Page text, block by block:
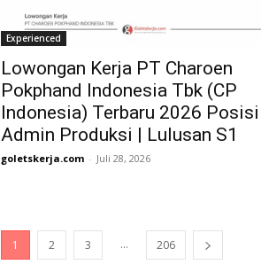
Experienced
Lowongan Kerja PT Charoen
Pokphand Indonesia Tbk (CP
Indonesia) Terbaru 2026 Posisi
Admin Produksi | Lulusan S1
goletskerja.com - Juli 28, 2026
1 2 3 ... 206